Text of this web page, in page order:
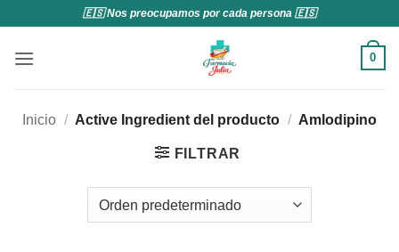
contenido
🇪🇸 Nos preocupamos por cada persona 🇪🇸
0
Inicio / Active Ingredient del producto / Amlodipino
FILTRAR